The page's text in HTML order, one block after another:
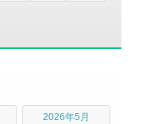
2026年5月